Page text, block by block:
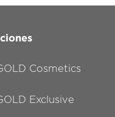
Cosmetics
Exclusive